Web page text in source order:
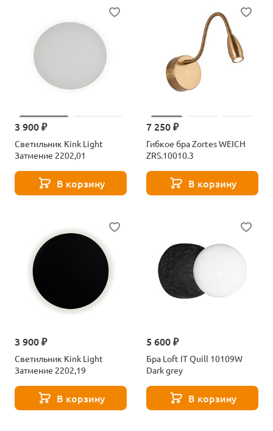
3 900 ₽
Светильник Kink Light
Затмение 2202,01
В корзину
7 250 ₽
Гибкое бра Zortes WEICH
ZRS.10010.3
В корзину
3 900 ₽
Светильник Kink Light
Затмение 2202,19
В корзину
5 600 ₽
Бра Loft IT Quill 10109W
Dark grey
В корзину